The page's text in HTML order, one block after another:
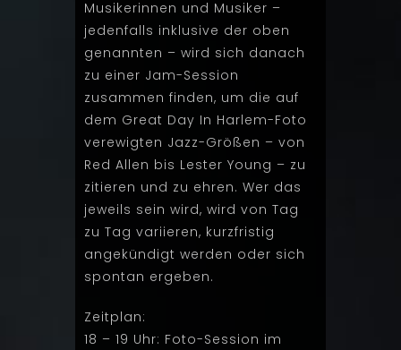
Musikerinnen und Musiker –
jedenfalls inklusive der oben
genannten – wird sich danach
zu einer Jam-Session
zusammen finden, um die auf
dem Great Day In Harlem-Foto
verewigten Jazz-Größen – von
Red Allen bis Lester Young – zu
zitieren und zu ehren. Wer das
jeweils sein wird, wird von Tag
zu Tag variieren, kurzfristig
angekündigt werden oder sich
spontan ergeben.
Zeitplan:
18 – 19 Uhr: Foto-Session im